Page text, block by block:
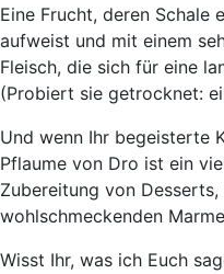
Eine Frucht, deren Schale
aufweist und mit einem
Fleisch, die sich für eine
(Probiert sie getrocknet:
Und wenn Ihr begeisterte
Pflaume von Dro ist ein
Zubereitung von
wohlschmeckenden
Wisst Ihr, was ich Euch